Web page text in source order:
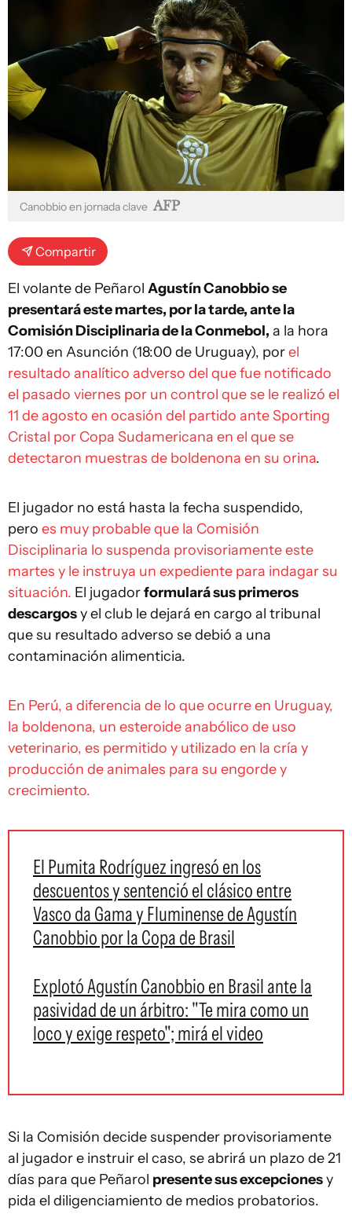
Canobbio en jornada clave AFP
Compartir
El volante de Peñarol Agustín Canobbio se
presentará este martes, por la tarde, ante la
Comisión Disciplinaria de la Conmebol, a la hora
17:00 en Asunción (18:00 de Uruguay), porel
resultado analítico adverso del que fue notificado
el pasado viernes por un control que se le realizó el
11 de agosto en ocasión del partido ante Sporting
Cristal por Copa Sudamericana en el que se
detectaron muestras de boldenona en su orina.
El jugador no está hasta la fecha suspendido,
pero es muy probable que la Comisión
Disciplinaria lo suspenda provisoriamente este
martes y le instruya un expediente para indagar su
situación. El jugadorformulará sus primeros
descargosy el club le dejará en cargo al tribunal
que su resultado adverso se debió a una
contaminación alimenticia.
En Perú, a diferencia de lo que ocurre en Uruguay,
la boldenona, un esteroide anabólico de uso
veterinario, es permitido y utilizado en la cría y
producción de animales para su engorde y
crecimiento.
El Pumita Rodríguez ingresó en los
descuentos y sentenció el clásico entre
Vasco da Gama y Fluminense de Agustín
Canobbio por la Copa de Brasil
Explotó Agustín Canobbio en Brasil ante la
pasividad de un árbitro: "Te mira como un
loco y exige respeto"; mirá el video
Si la Comisión decide suspender provisoriamente
al jugador e instruir el caso, se abrirá un plazo de 21
días para que Peñarol presente sus excepcionesy
pida el diligenciamiento de medios probatorios.